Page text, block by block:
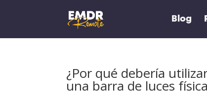
Blog
¿Por qué debería
una barra de luces